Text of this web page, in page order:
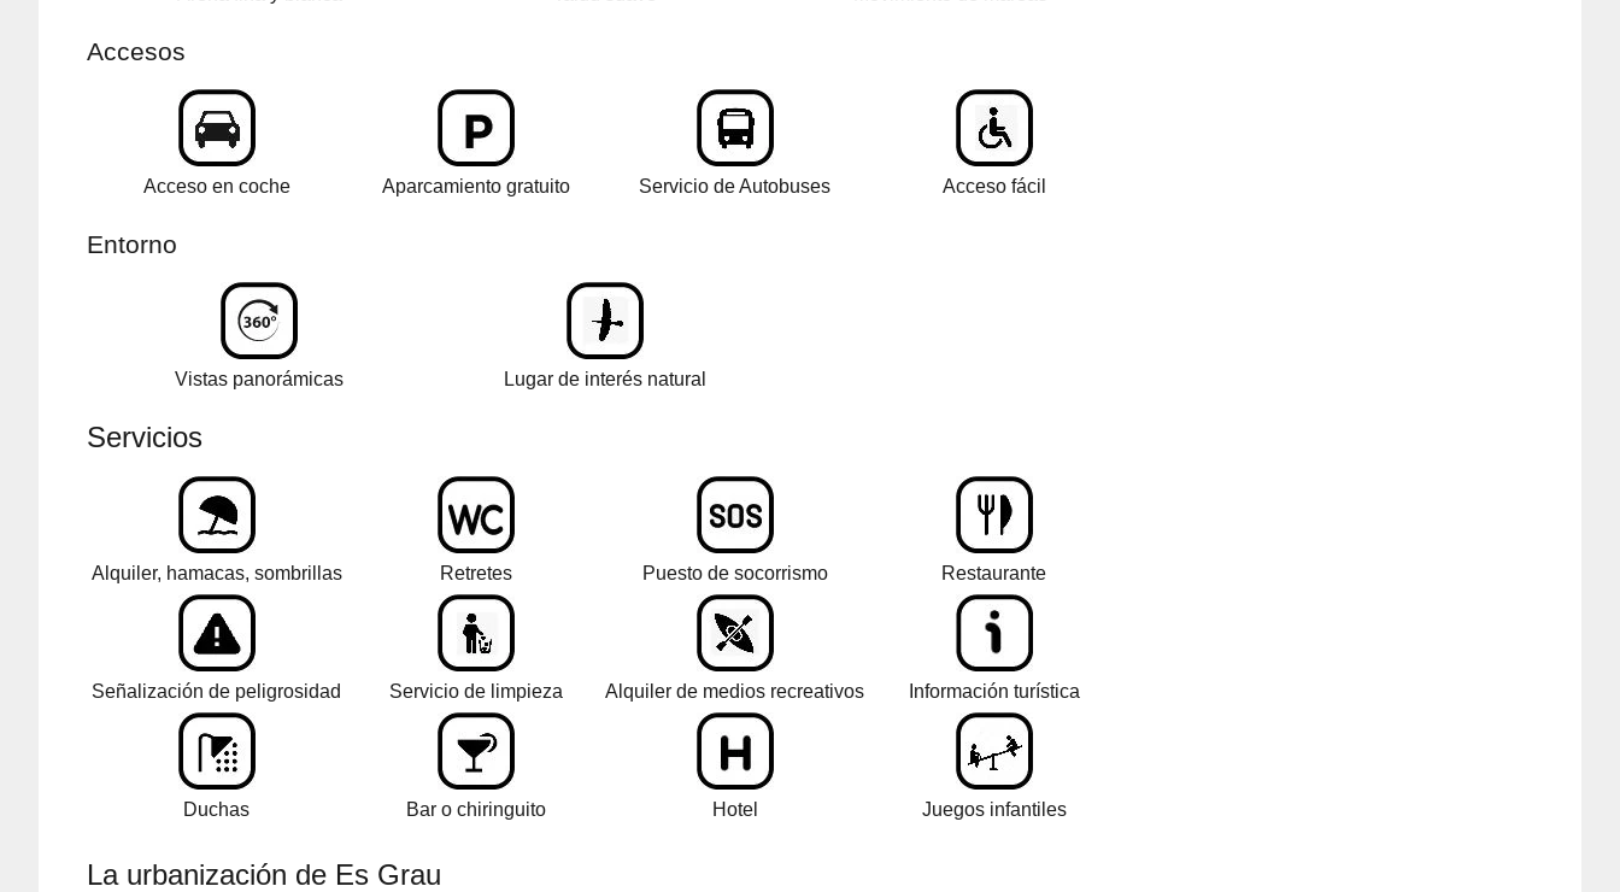
Accesos
Acceso en coche Aparcamiento gratuito Servicio de Autobuses Acceso fácil
Entorno
Vistas panorámicas Lugar de interés natural
Servicios
Alquiler, hamacas, sombrillas Retretes Puesto de socorrismo Restaurante
Señalización de peligrosidad Servicio de limpieza Alquiler de medios recreativos Información turística
Duchas Bar o chiringuito Hotel Juegos infantiles
La urbanización de Es Grau